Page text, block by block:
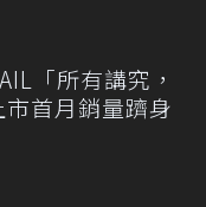
「所有講究，
首月銷量躋身